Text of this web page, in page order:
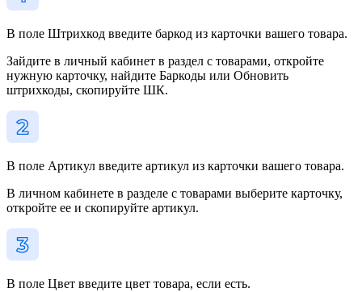
В поле Штрихкод введите баркод из карточки вашего товара.
Зайдите в личный кабинет в раздел с товарами, откройте
нужную карточку, найдите Баркоды или Обновить
штрихкоды, скопируйте ШК.
В поле Артикул введите артикул из карточки вашего товара.
В личном кабинете в разделе с товарами выберите карточку,
откройте ее и скопируйте артикул.
В поле Цвет введите цвет товара, если есть.